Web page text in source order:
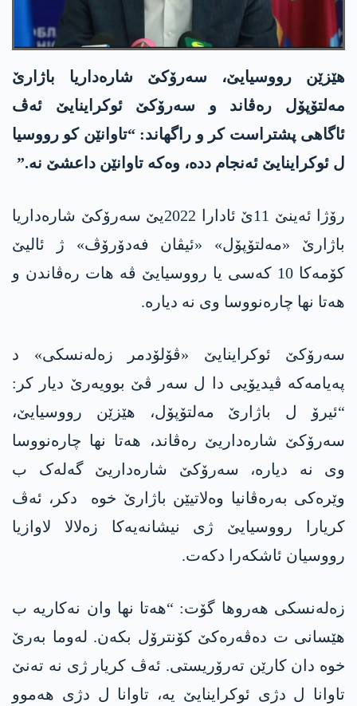
ھێزێن رووسیایێ، سەرۆکێ شارەداریا باژارێ
مەلتۆپۆل رەڤاند و سەرۆکێ ئوکراینایێ ئەڤ
ئاگاھی پشتراست کر و راگھاند: “تاوانێن کو رووسیا
ل ئوکراینایێ ئەنجام ددە، وەکە تاوانێن داعشێ نە.”
رۆژا ئەینێ 11ێ ئادارا 2022یێ سەرۆکێ شارەداریا
باژارێ «مەلتۆپۆل» «ئیڤان فەدۆرۆڤ» ژ ئالیێ
کۆمەکا 10 کەسی یا رووسیایێ ڤە ھات رەڤاندن و
ھەتا نھا چارەنووسا وی نە دیارە.
سەرۆکێ ئوکراینایێ «ڤۆلۆدمر زەلەنسکی» د
پەیامەکە ڤیدیۆیی دا ل سەر ڤێ بوویەرێ دیار کر:
“ئیرۆ ل باژارێ مەلتۆپۆل، ھێزێن رووسیایێ،
سەرۆکێ شارەداریێ رەڤاند، ھەتا نھا چارەنووسا
وی نە دیارە، سەرۆکێ شارەداریێ گەلەک ب
وێرەکی بەرەڤانیا وەلاتیێن باژارێ خوە دکر، ئەڤ
کریارا رووسیایێ ژی نیشانەیەکا زەلالا لاوازیا
رووسیان ئاشکەرا دکەت.
زەلەنسکی ھەروھا گۆت: “ھەتا نھا وان نەکاریە ب
ھێسانی ت دەڤەرەکێ کۆنترۆل بکەن. لەوما بەرێ
خوە دان کارێن تەرۆریستی. ئەڤ کریار ژی نە تەنێ
تاوانا ل دژی ئوکراینایێ یە، تاوانا ل دژی ھەموو